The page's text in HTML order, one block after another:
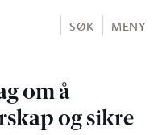
SØK MENY
om å
og sikre